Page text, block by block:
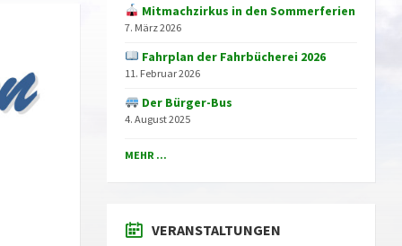
Mitmachzirkus in den Sommerferien
7. März 2026
Fahrplan der Fahrbücherei 2026
11. Februar 2026
Der Bürger-Bus
4. August 2025
MEHR ...
VERANSTALTUNGEN